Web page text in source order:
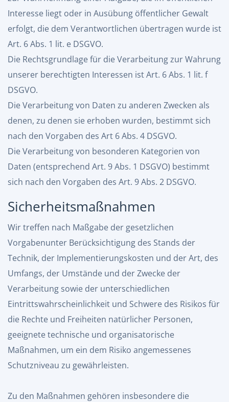
Interesse liegt oder in Ausübung öffentlicher Gewalt
erfolgt, die dem Verantwortlichen übertragen wurde ist
Art. 6 Abs. 1 lit. e DSGVO.
Die Rechtsgrundlage für die Verarbeitung zur Wahrung
unserer berechtigten Interessen ist Art. 6 Abs. 1 lit. f
DSGVO.
Die Verarbeitung von Daten zu anderen Zwecken als
denen, zu denen sie erhoben wurden, bestimmt sich
nach den Vorgaben des Art 6 Abs. 4 DSGVO.
Die Verarbeitung von besonderen Kategorien von
Daten (entsprechend Art. 9 Abs. 1 DSGVO) bestimmt
sich nach den Vorgaben des Art. 9 Abs. 2 DSGVO.
Sicherheitsmaßnahmen
Wir treffen nach Maßgabe der gesetzlichen
Vorgabenunter Berücksichtigung des Stands der
Technik, der Implementierungskosten und der Art, des
Umfangs, der Umstände und der Zwecke der
Verarbeitung sowie der unterschiedlichen
Eintrittswahrscheinlichkeit und Schwere des Risikos für
die Rechte und Freiheiten natürlicher Personen,
geeignete technische und organisatorische
Maßnahmen, um ein dem Risiko angemessenes
Schutzniveau zu gewährleisten.
Zu den Maßnahmen gehören insbesondere die